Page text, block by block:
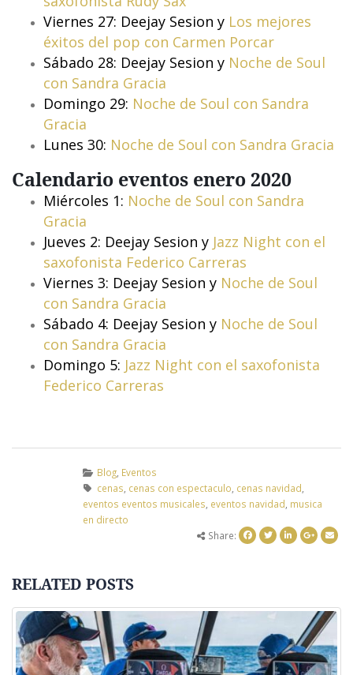
Viernes 27: Deejay Sesion y Los mejores
éxitos del pop con Carmen Porcar
Sábado 28: Deejay Sesion y Noche de Soul
con Sandra Gracia
Domingo 29: Noche de Soul con Sandra
Gracia
Lunes 30: Noche de Soul con Sandra Gracia
Calendario eventos enero 2020
Miércoles 1: Noche de Soul con Sandra
Gracia
Jueves 2: Deejay Sesion y Jazz Night con el
saxofonista Federico Carreras
Viernes 3: Deejay Sesion y Noche de Soul
con Sandra Gracia
Sábado 4: Deejay Sesion y Noche de Soul
con Sandra Gracia
Domingo 5: Jazz Night con el saxofonista
Federico Carreras
Blog, Eventos
cenas, cenas con espectaculo, cenas navidad,
eventos eventos musicales, eventos navidad, musica
en directo
Share:
RELATED POSTS